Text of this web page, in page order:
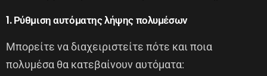
1. Ρύθμιση αυτόματης λήψης πολυμέσων
Μπορείτε να διαχειριστείτε πότε και ποια
πολυμέσα θα κατεβαίνουν αυτόματα: